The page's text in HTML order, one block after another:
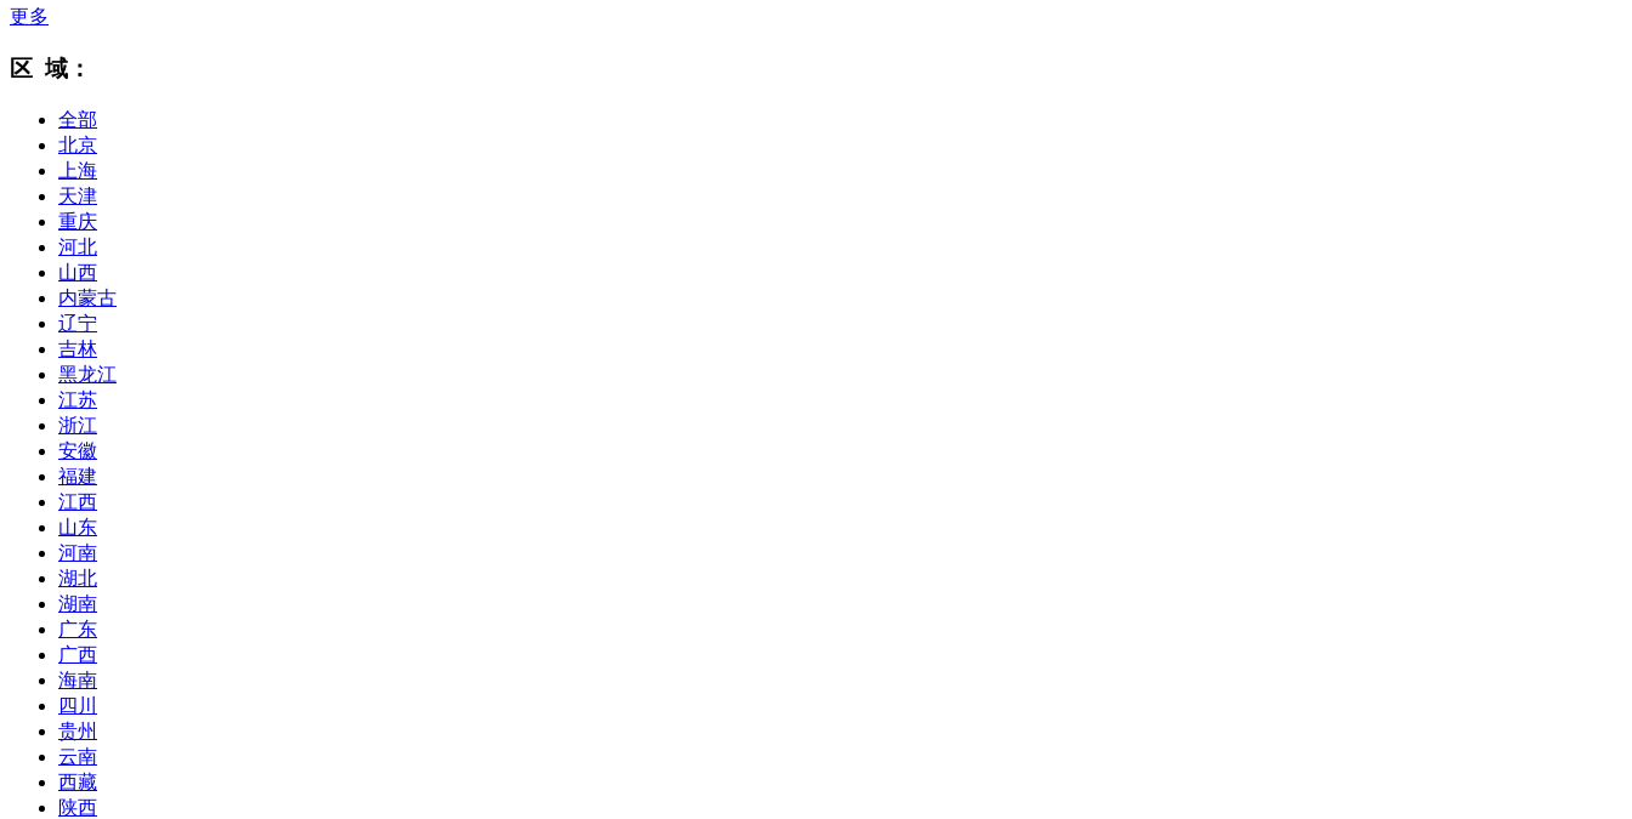
更多
区 域：
全部
北京
上海
天津
重庆
河北
山西
内蒙古
辽宁
吉林
黑龙江
江苏
浙江
安徽
福建
江西
山东
河南
湖北
湖南
广东
广西
海南
四川
贵州
云南
西藏
陕西